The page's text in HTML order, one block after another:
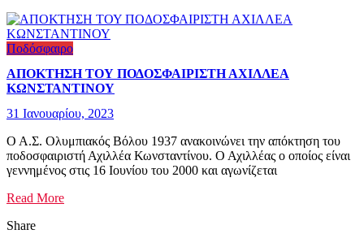
Ποδόσφαιρο
ΑΠΟΚΤΗΣΗ ΤΟΥ ΠΟΔΟΣΦΑΙΡΙΣΤΗ ΑΧΙΛΛΕΑ
ΚΩΝΣΤΑΝΤΙΝΟΥ
31 Ιανουαρίου, 2023
Ο Α.Σ. Ολυμπιακός Βόλου 1937 ανακοινώνει την απόκτηση του
ποδοσφαιριστή Αχιλλέα Κωνσταντίνου. Ο Αχιλλέας ο οποίος είναι
γεννημένος στις 16 Ιουνίου του 2000 και αγωνίζεται
Read More
Share